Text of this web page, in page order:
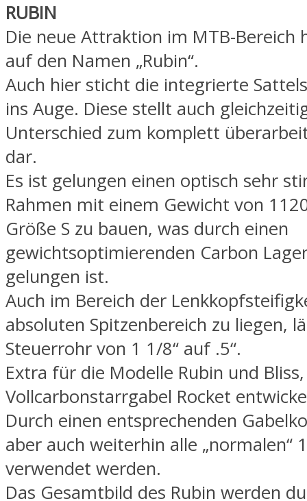
RUBIN
Die neue Attraktion im MTB-Bereich
auf den Namen „Rubin“.
Auch hier sticht die integrierte
ins Auge. Diese stellt auch
Unterschied zum komplett
dar.
Es ist gelungen einen optisch sehr
Rahmen mit einem Gewicht von
Größe S zu bauen, was durch einen
gewichtsoptimierenden Carbon
gelungen ist.
Auch im Bereich der
absoluten Spitzenbereich zu liegen,
Steuerrohr von 1 1/8“ auf .5“.
Extra für die Modelle Rubin und
Vollcarbonstarrgabel Rocket
Durch einen entsprechenden
aber auch weiterhin alle „normalen“
verwendet werden.
Das Gesamtbild des Rubin werden